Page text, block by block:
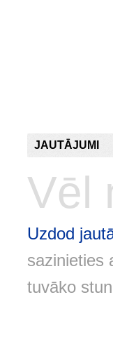
JAUTĀJUMI
Vēl
Uzdod
sazinieties
tuvāko